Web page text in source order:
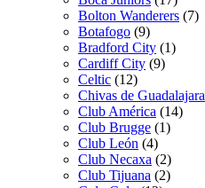
Bolton Wanderers (7)
Botafogo (9)
Bradford City (1)
Cardiff City (9)
Celtic (12)
Chivas de Guadalajara
Club América (14)
Club Brugge (1)
Club León (4)
Club Necaxa (2)
Club Tijuana (2)